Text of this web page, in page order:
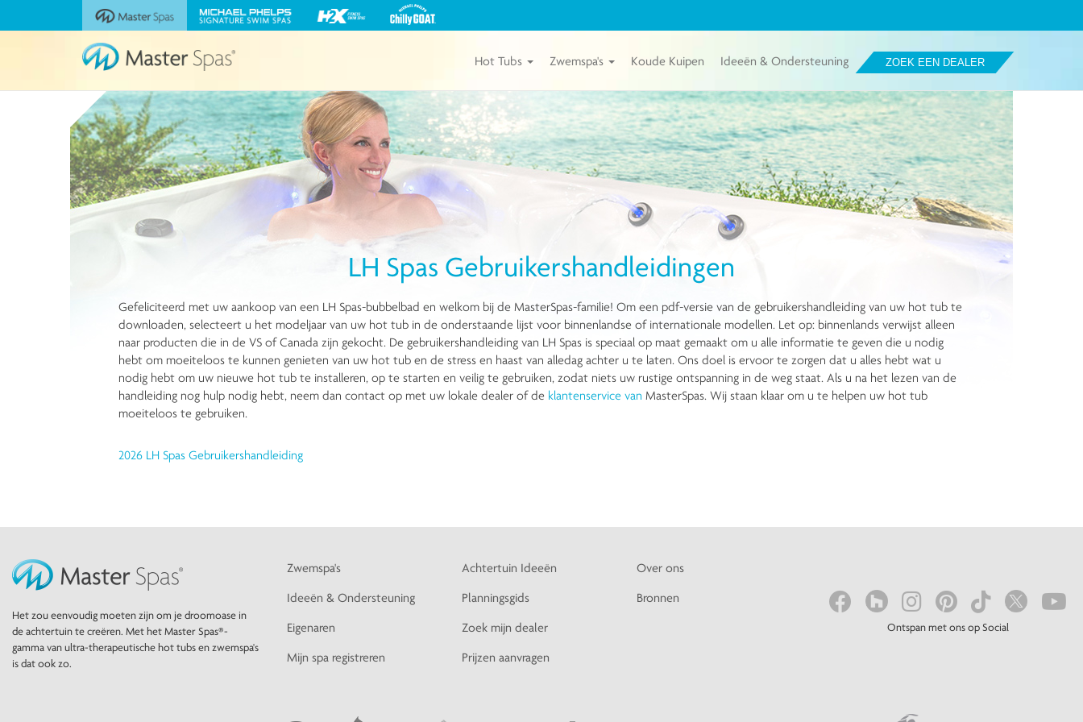
Bezoek
Master
Spas
Bezoek
Michael
Phelps
Signature
Swim
Spas
Bezoek
Swim
Spas
Bekijk
onze
Kuipen
van
Master
Spas
Hot Tubs Zwemspa's Koude Kuipen Ideeën & Ondersteuning ZOEK EEN DEALER
LH Spas Gebruikershandleidingen
Gefeliciteerd met uw aankoop van een LH Spas-bubbelbad en welkom bij de MasterSpas-familie! Om een pdf-versie van de gebruikershandleiding van uw hot tub te
downloaden, selecteert u het modeljaar van uw hot tub in de onderstaande lijst voor binnenlandse of internationale modellen. Let op: binnenlands verwijst alleen
naar producten die in de VS of Canada zijn gekocht. De gebruikershandleiding van LH Spas is speciaal op maat gemaakt om u alle informatie te geven die u nodig
hebt om moeiteloos te kunnen genieten van uw hot tub en de stress en haast van alledag achter u te laten. Ons doel is ervoor te zorgen dat u alles hebt wat u
nodig hebt om uw nieuwe hot tub te installeren, op te starten en veilig te gebruiken, zodat niets uw rustige ontspanning in de weg staat. Als u na het lezen van de
handleiding nog hulp nodig hebt, neem dan contact op met uw lokale dealer of de klantenservice van MasterSpas. Wij staan klaar om u te helpen uw hot tub
moeiteloos te gebruiken.
2026 LH Spas Gebruikershandleiding
Het zou eenvoudig moeten zijn om je droomoase in
de achtertuin te creëren. Met het Master Spas®-
gamma van ultra-therapeutische hot tubs en zwemspa's
is dat ook zo.
Zwemspa's
Ideeën & Ondersteuning
Eigenaren
Mijn spa registreren
Achtertuin Ideeën
Planningsgids
Zoek mijn dealer
Prijzen aanvragen
Over ons
Bronnen
Ontspan met ons op Social